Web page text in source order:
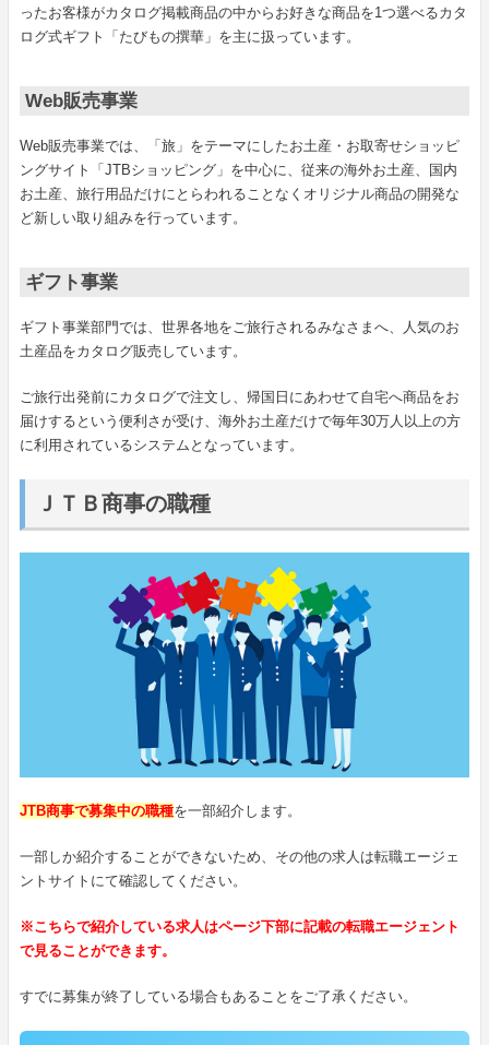
ったお客様がカタログ掲載商品の中からお好きな商品を1つ選べるカタ
ログ式ギフト「たびもの撰華」を主に扱っています。
Web販売事業
Web販売事業では、「旅」をテーマにしたお土産・お取寄せショッピ
ングサイト「JTBショッピング」を中心に、従来の海外お土産、国内
お土産、旅行用品だけにとらわれることなくオリジナル商品の開発な
ど新しい取り組みを行っています。
ギフト事業
ギフト事業部門では、世界各地をご旅行されるみなさまへ、人気のお
土産品をカタログ販売しています。
ご旅行出発前にカタログで注文し、帰国日にあわせて自宅へ商品をお
届けするという便利さが受け、海外お土産だけで毎年30万人以上の方
に利用されているシステムとなっています。
ＪＴＢ商事の職種
JTB商事で募集中の職種を一部紹介します。
一部しか紹介することができないため、その他の求人は転職エージェ
ントサイトにて確認してください。
※こちらで紹介している求人はページ下部に記載の転職エージェント
で見ることができます。
すでに募集が終了している場合もあることをご了承ください。